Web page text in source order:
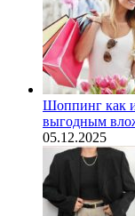
Шоппинг как
выгодным
05.12.2025